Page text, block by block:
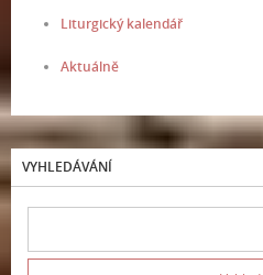
Liturgický kalendář
Aktuálně
VYHLEDÁVÁNÍ